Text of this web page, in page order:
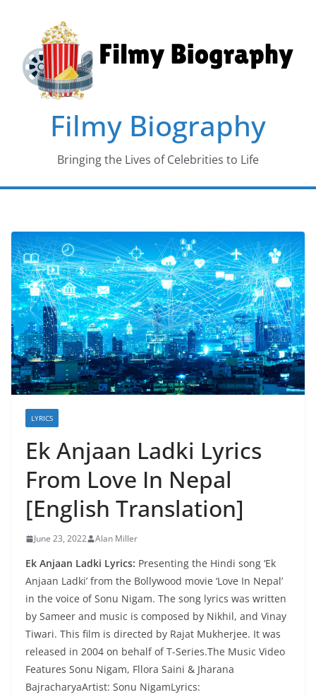
content
Filmy Biography
Bringing the Lives of Celebrities to Life
LYRICS
Ek Anjaan Ladki Lyrics
From Love In Nepal
[English Translation]
June 23, 2022 Alan Miller
Ek Anjaan Ladki Lyrics: Presenting the Hindi song ‘Ek
Anjaan Ladki’ from the Bollywood movie ‘Love In Nepal’
in the voice of Sonu Nigam. The song lyrics was written
by Sameer and music is composed by Nikhil, and Vinay
Tiwari. This film is directed by Rajat Mukherjee. It was
released in 2004 on behalf of T-Series.The Music Video
Features Sonu Nigam, Fllora Saini & Jharana
BajracharyaArtist: Sonu NigamLyrics: